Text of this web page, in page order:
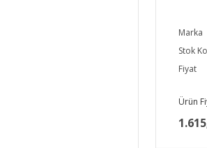
Marka
Stok
Fiyat
Ürün